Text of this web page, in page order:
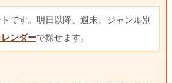
です。明日以降、週末、ジャンル別
ンダーで探せます。